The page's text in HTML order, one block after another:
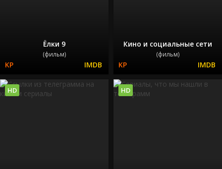
Ёлки 9
(фильм)
Кино и социальные сети
(фильм)
HD HD